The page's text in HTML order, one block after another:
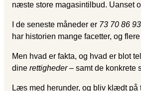
næste store magasin­tilbud. Uanset
I de seneste måneder er 73 70 86 93
har historien mange facetter, og
Men hvad er fakta, og hvad er blot
dine rettigheder– samt de konkrete
Læs med herunder, og bliv klædt på